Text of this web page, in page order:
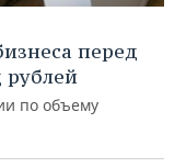
перед
рублей
по объему